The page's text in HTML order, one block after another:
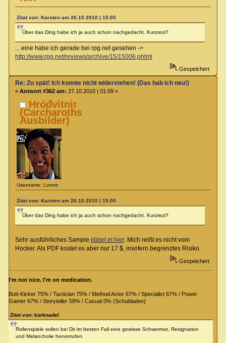
Zitat von: Karsten am 26.10.2010 | 15:05
Über das Ding habe ich ja auch schon nachgedacht. Kurzrezi?
... eine habe ich gerade bei rpg.net gesehen ->
http://www.rpg.net/reviews/archive/15/15006.phtml
Gespeichert
Hróđvitnir
(Carcharoths
Ausbilder)
Username: Lorom
Re: Zu spät! Ich konnte nicht widerstehen! (Das hab ich neu!)
« Antwort #362 am: 27.10.2010 | 01:09 »
Zitat von: Karsten am 26.10.2010 | 15:05
Über das Ding habe ich ja auch schon nachgedacht. Kurzrezi?
Sehr ausführliches Sample jibbet et hier. Mich reißt es nicht vom
Hocker. Als PDF kostet es aber nur 17 $, insofern begrenztes Risiko.
Gespeichert
I'm not nice. I'm on medication.
Butt-Kicker 75% / Tactician 75% / Method Actor 67% / Specialist 67% / Power
Gamer 67% / Storyteller 58% / Casual 0% (Schubladen)
Zitat von: korknadel
Rollenspiele sollen bei Dir im besten Fall eine gewisse Schwermut, Resignation
und Melancholie hervorrufen.